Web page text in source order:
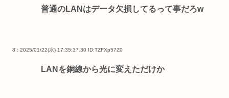
普通のLANはデータ欠損してるって事だろw
8 : 2025/01/22(水) 17:35:37.30 ID:TZFXp57Z0
LANを銅線から光に変えただけか